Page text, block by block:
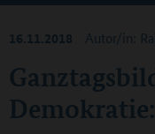
16.11.2018 Autor/in: